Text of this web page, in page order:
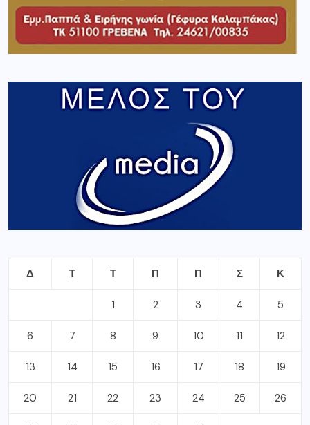
Δ Τ Τ Π Π Σ Κ
1 2 3 4 5
6 7 8 9 10 11 12
13 14 15 16 17 18 19
20 21 22 23 24 25 26